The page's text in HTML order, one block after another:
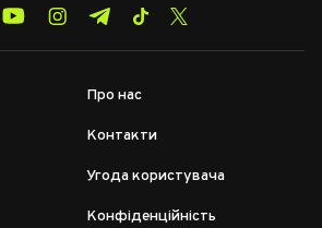
Про нас
Контакти
Угода користувача
Конфіденційність